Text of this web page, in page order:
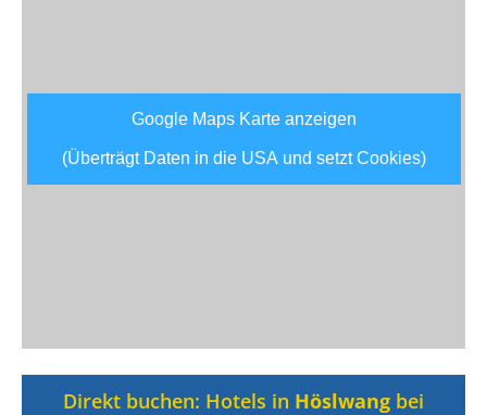
Google Maps Karte anzeigen
(Überträgt Daten in die USA und setzt Cookies)
Direkt buchen: Hotels in Höslwang bei